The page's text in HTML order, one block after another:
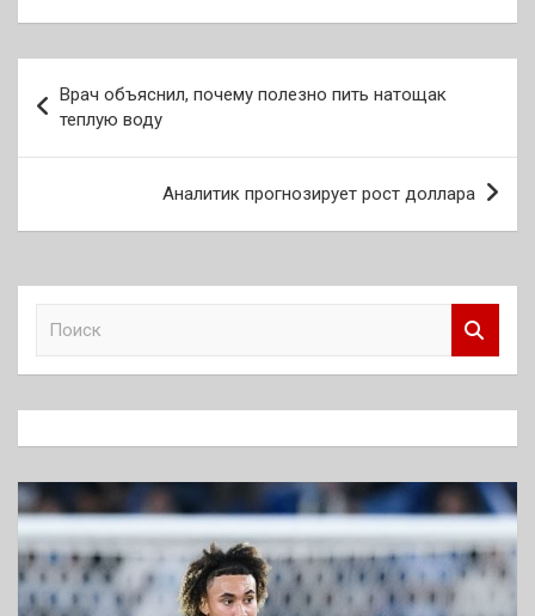
по
записям
Врач объяснил, почему полезно пить натощак
теплую воду
Аналитик прогнозирует рост доллара
к